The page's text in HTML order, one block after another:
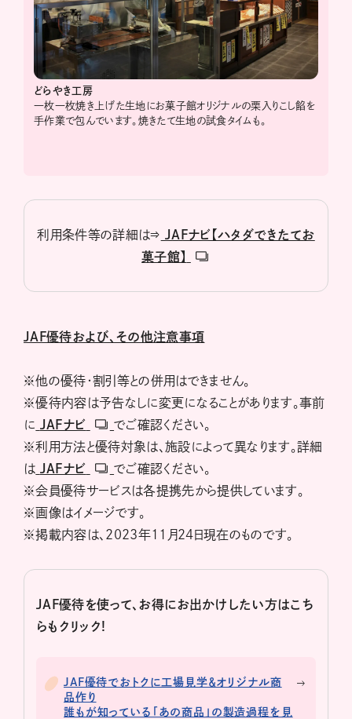
どらやき工房
一枚一枚焼き上げた生地にお菓子館オリジナルの栗入りこし餡を
手作業で包んでいます。焼きたて生地の試食タイムも。
利用条件等の詳細は⇒
JAFナビ【ハタダできたてお
菓子館】
JAF優待および、その他注意事項
※他の優待・割引等との併用はできません。
※優待内容は予告なしに変更になることがあります。事前
に
JAFナビ
でご確認ください。
※利用方法と優待対象は、施設によって異なります。詳細
は JAFナビ
でご確認ください。
※会員優待サービスは各提携先から提供しています。
※画像はイメージです。
※掲載内容は、2023年11月24日現在のものです。
JAF優待を使って、お得にお出かけしたい方はこち
らもクリック!
JAF優待でおトクに工場見学＆オリジナル商
品作り
誰もが知っている「あの商品」の製造過程を見